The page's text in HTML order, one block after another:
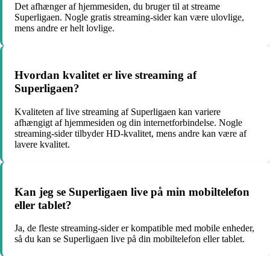
Det afhænger af hjemmesiden, du bruger til at streame
Superligaen. Nogle gratis streaming-sider kan være ulovlige,
mens andre er helt lovlige.
Hvordan kvalitet er live streaming af
Superligaen?
Kvaliteten af live streaming af Superligaen kan variere
afhængigt af hjemmesiden og din internetforbindelse. Nogle
streaming-sider tilbyder HD-kvalitet, mens andre kan være af
lavere kvalitet.
Kan jeg se Superligaen live på min mobiltelefon
eller tablet?
Ja, de fleste streaming-sider er kompatible med mobile enheder,
så du kan se Superligaen live på din mobiltelefon eller tablet.